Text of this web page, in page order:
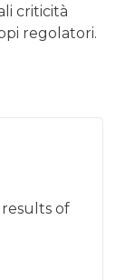
criticità
regolatori.
of